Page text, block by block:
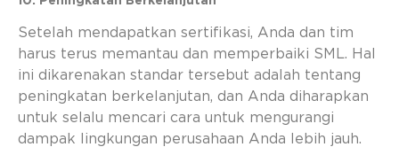
Setelah mendapatkan sertifikasi, Anda dan tim
harus terus memantau dan memperbaiki SML. Hal
ini dikarenakan standar tersebut adalah tentang
peningkatan berkelanjutan, dan Anda diharapkan
untuk selalu mencari cara untuk mengurangi
dampak lingkungan perusahaan Anda lebih jauh.